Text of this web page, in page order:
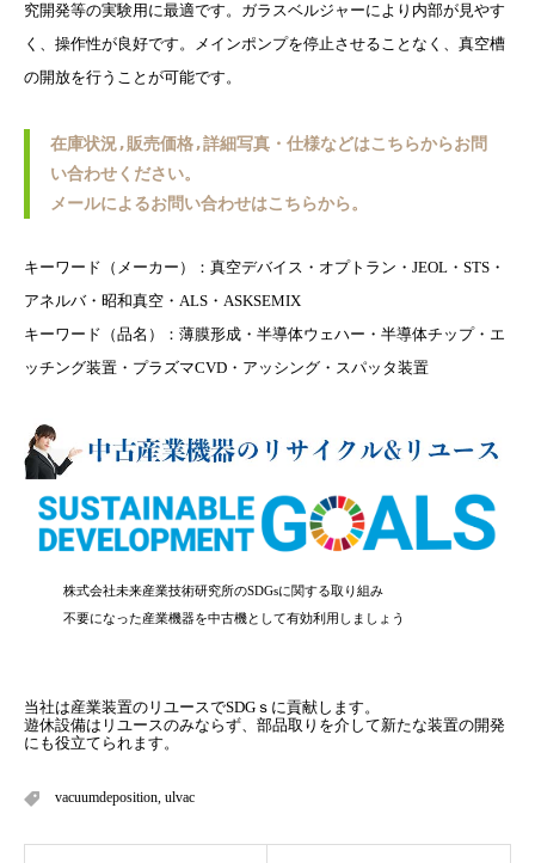
究開発等の実験用に最適です。ガラスベルジャーにより内部が見やす
く、操作性が良好です。メインポンプを停止させることなく、真空槽
の開放を行うことが可能です。
在庫状況,販売価格,詳細写真・仕様などはこちらからお問
い合わせください。
メールによるお問い合わせはこちらから。
キーワード（メーカー）：真空デバイス・オプトラン・JEOL・STS・
アネルバ・昭和真空・ALS・ASKSEMIX
キーワード（品名）：薄膜形成・半導体ウェハー・半導体チップ・エ
ッチング装置・プラズマCVD・アッシング・スパッタ装置
株式会社未来産業技術研究所のSDGsに関する取り組み
不要になった産業機器を中古機として有効利用しましょう
当社は産業装置のリユースでSDGｓに貢献します。
遊休設備はリユースのみならず、部品取りを介して新たな装置の開発
にも役立てられます。
vacuumdeposition, ulvac